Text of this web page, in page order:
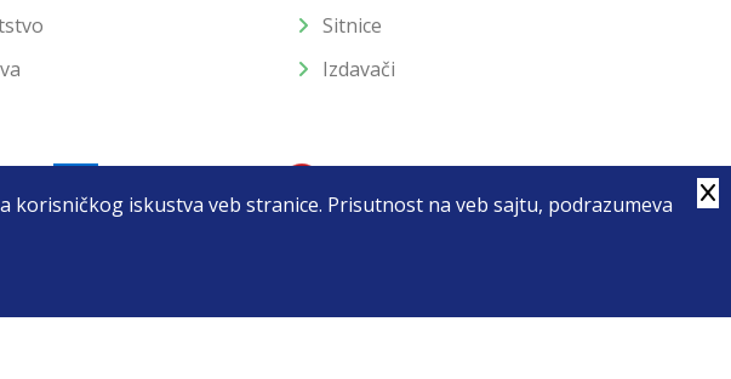
iskustva veb stranice. Prisutnost na veb sajtu, podrazumeva
Sitnice
Izdavači